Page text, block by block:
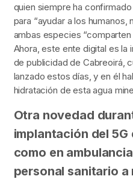
quien siempre ha
para “ayudar a los humanos,
ambas especies
Ahora, este ente digital es la
de publicidad de Cabreoirá,
lanzado estos días, y en él
hidratación de esta agua
Otra novedad
implantación del
como en
personal sanitario